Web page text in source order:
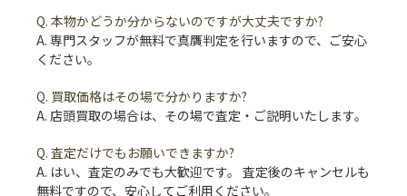
Q. 本物かどうか分からないのですが大丈夫ですか?
A. 専門スタッフが無料で真贋判定を行いますので、ご安心
ください。
Q. 買取価格はその場で分かりますか?
A. 店頭買取の場合は、その場で査定・ご説明いたします。
Q. 査定だけでもお願いできますか?
A. はい、査定のみでも大歓迎です。 査定後のキャンセルも
無料ですので、安心してご利用ください。